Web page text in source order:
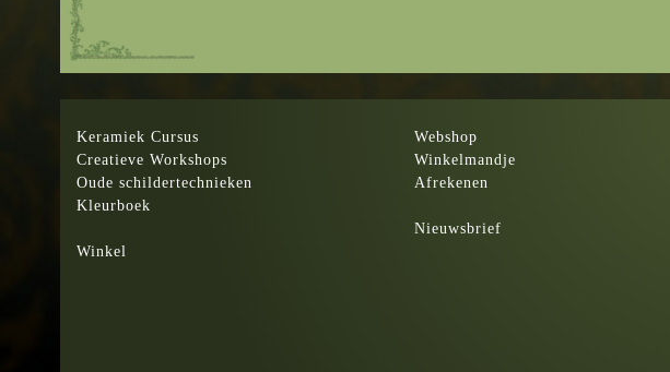
Keramiek Cursus
Creatieve Workshops
Oude schildertechnieken
Kleurboek
Winkel
Webshop
Winkelmandje
Afrekenen
Nieuwsbrief